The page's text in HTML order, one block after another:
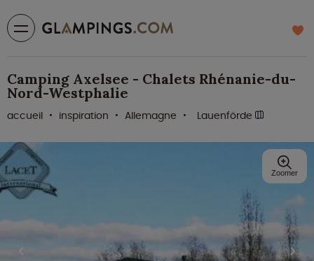
Camping Axelsee - Chalets Rhénanie-du-
Nord-Westphalie
accueil inspiration Allemagne Lauenförde
Zoomer